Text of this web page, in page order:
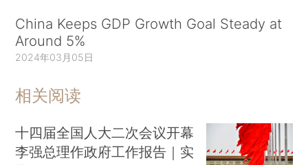
China Keeps GDP Growth Goal Steady at
Around 5%
2024年03月05日
相关阅读
十四届全国人大二次会议开幕
李强总理作政府工作报告｜实